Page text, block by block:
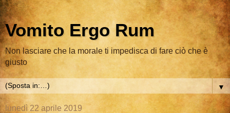
Vomito Ergo Rum
Non lasciare che la morale ti impedisca di fare ciò che è
giusto
▼
lunedì 22 aprile 2019